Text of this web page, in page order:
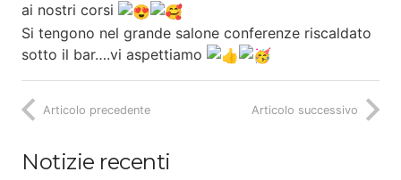
ai nostri corsi
Si tengono nel grande salone conferenze riscaldato
sotto il bar….vi aspettiamo
Articolo precedente Articolo successivo
Notizie recenti